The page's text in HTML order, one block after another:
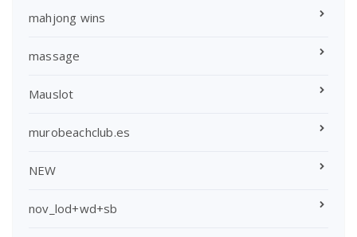
mahjong wins
massage
Mauslot
murobeachclub.es
NEW
nov_lod+wd+sb